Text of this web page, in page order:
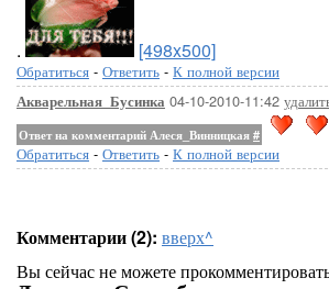
. [498x500]
Обратиться - Ответить - К полной версии
Акварельная_Бусинка 04-10-2010-11:42
Ответ на комментарий Алеся_Винницкая #
Обратиться - Ответить - К полной версии
Комментарии (2): вверх^
Вы сейчас не можете